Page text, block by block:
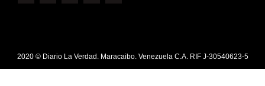
2020 © Diario La Verdad. Maracaibo. Venezuela C.A. RIF J-30540623-5